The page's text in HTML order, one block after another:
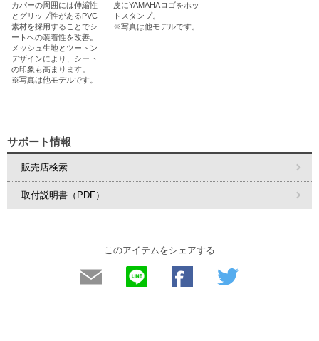
カバーの周囲には伸縮性
とグリップ性があるPVC
素材を採用することでシ
ートへの装着性を改善。
メッシュ生地とツートン
デザインにより、シート
の印象も高まります。
※写真は他モデルです。
皮にYAMAHAロゴをホッ
トスタンプ。
※写真は他モデルです。
サポート情報
販売店検索
取付説明書（PDF）
このアイテムをシェアする